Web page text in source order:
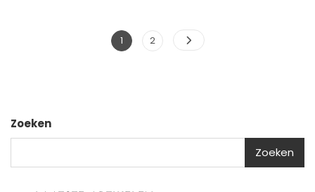
Berichtnavigatie
Pagina
1 Pagina
2
Zoeken
Zoeken